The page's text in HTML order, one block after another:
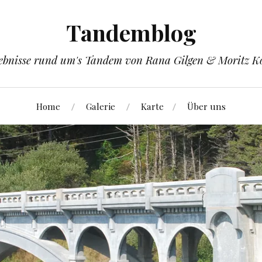
Tandemblog
rund um's Tandem von Rana Gilgen & Moritz
Home Galerie Karte Über uns